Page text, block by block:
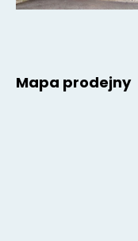
Mapa prodejny